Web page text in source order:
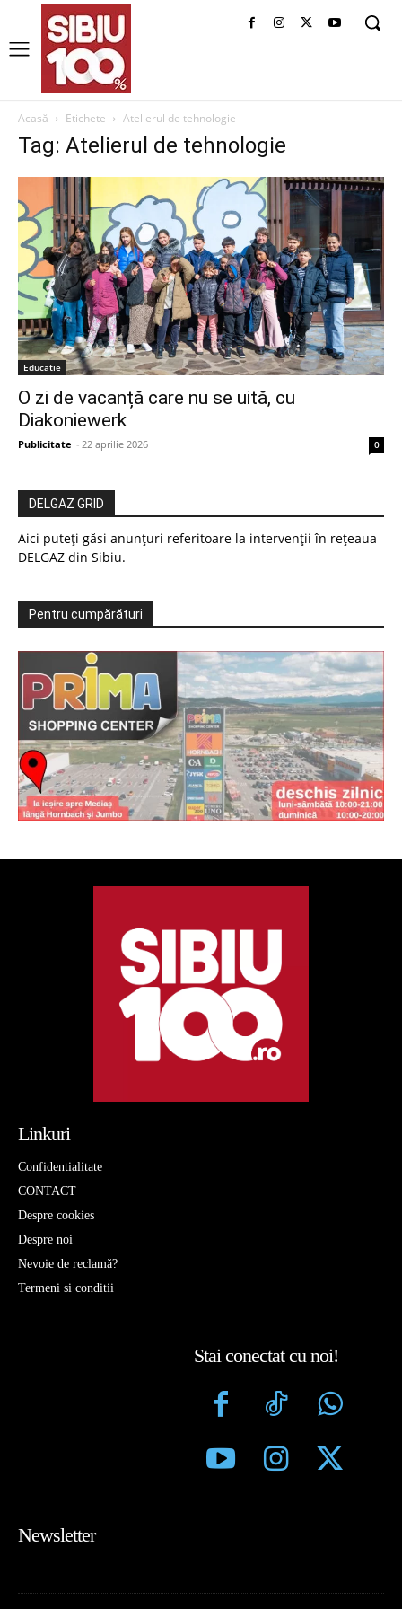
Acasă Etichete Atelierul de tehnologie
Tag: Atelierul de tehnologie
Educatie
O zi de vacanță care nu se uită, cu
Diakoniewerk
Publicitate - 22 aprilie 2026 0
DELGAZ GRID
Aici puteți găsi anunțuri referitoare la intervenții în rețeaua
DELGAZ din Sibiu.
Pentru cumpărături
Linkuri
Confidentialitate
CONTACT
Despre cookies
Despre noi
Nevoie de reclamă?
Termeni si conditii
Stai conectat cu noi!
Newsletter